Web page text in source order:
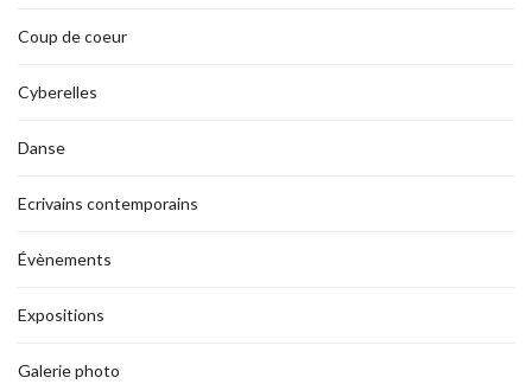
Coup de coeur
Cyberelles
Danse
Ecrivains contemporains
Évènements
Expositions
Galerie photo